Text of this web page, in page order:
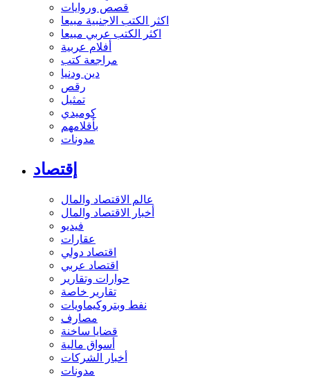
قصص وروايات
اكثر الكتب الاجنبية مبيعا
اكثر الكتب عربي مبيعا
أفلام عربية
مراجعة كتب
دين ودنيا
رقص
تمثيل
كوميدي
بأقلامهم
مدونات
إقتصاد
عالم الاقتصاد والمال
أخبار الاقتصاد والمال
فيديو
عقارات
اقتصاد دولي
اقتصاد عربي
حوارات وتقارير
تقارير خاصة
نفط وبتروكيماويات
مصارف
قضايا ساخنة
أسواق مالية
أخبار الشركات
مدونات